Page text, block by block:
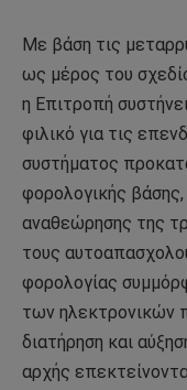
Με βάση τις
ως μέρος του
η Επιτροπή
φιλικό για τις
συστήματος
φορολογικής
αναθεώρησης της
τους
φορολογίας
των ηλεκτρονικών
διατήρηση και
αρχής